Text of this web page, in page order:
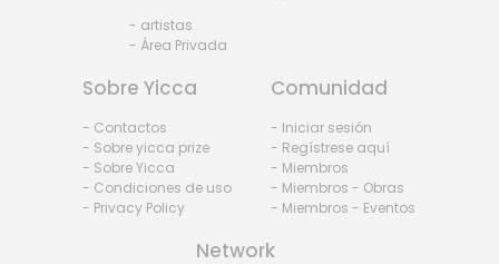
- artistas
- Área Privada
Sobre Yicca
- Contactos
- Sobre yicca prize
- Sobre Yicca
- Condiciones de uso
- Privacy Policy
Comunidad
- Iniciar sesión
- Regístrese aquí
- Miembros
- Miembros - Obras
- Miembros - Eventos
Network